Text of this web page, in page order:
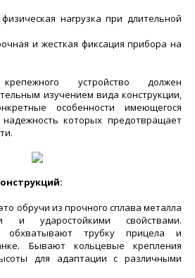
нагрузка при длительной
и жесткая фиксация прибора на
устройство должен
изучением вида конструкции,
особенности имеющегося
которых предотвращает
обручи из прочного сплава металла
и ударостойкими свойствами.
обхватывают трубку прицела и
Бывают кольцевые крепления
для адаптации с различными